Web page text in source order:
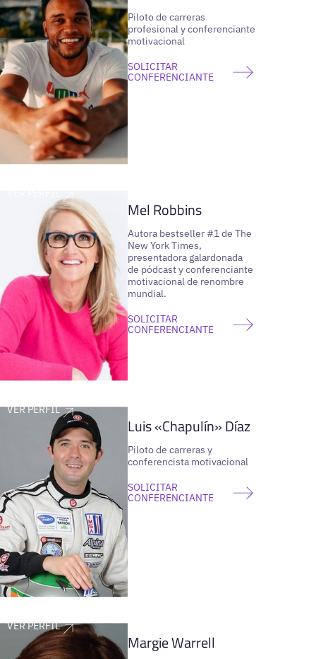
Piloto de carreras
profesional y conferenciante
motivacional
SOLICITAR
CONFERENCIANTE
Mel Robbins
Autora bestseller #1 de The
New York Times,
presentadora galardonada
de pódcast y conferenciante
motivacional de renombre
mundial.
SOLICITAR
CONFERENCIANTE
VER PERFIL
Luis «Chapulín» Díaz
Piloto de carreras y
conferencista motivacional
SOLICITAR
CONFERENCIANTE
VER PERFIL
Margie Warrell